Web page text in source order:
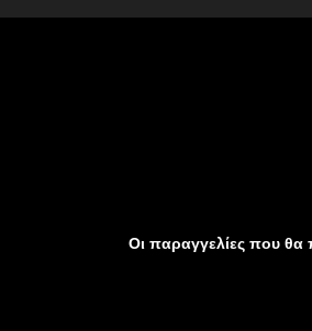
Οι παραγγελίες που θα